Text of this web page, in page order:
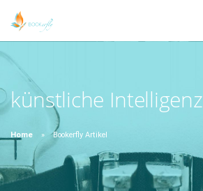
künstliche Intelligenz
Home Bookerfly Artikel